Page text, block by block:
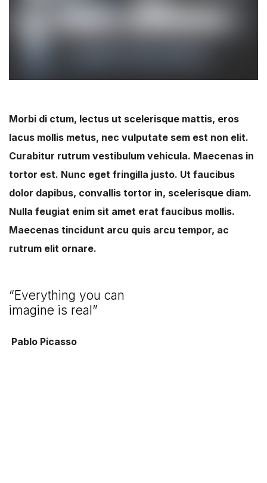
Morbi di ctum, lectus ut scelerisque mattis, eros
lacus mollis metus, nec vulputate sem est non elit.
Curabitur rutrum vestibulum vehicula. Maecenas in
tortor est. Nunc eget fringilla justo. Ut faucibus
dolor dapibus, convallis tortor in, scelerisque diam.
Nulla feugiat enim sit amet erat faucibus mollis.
Maecenas tincidunt arcu quis arcu tempor, ac
rutrum elit ornare.
“Everything you can
imagine is real”
Pablo Picasso